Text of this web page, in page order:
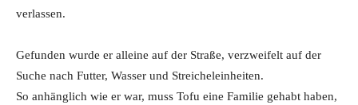
verlassen.
Gefunden wurde er alleine auf der Straße, verzweifelt auf der
Suche nach Futter, Wasser und Streicheleinheiten.
So anhänglich wie er war, muss Tofu eine Familie gehabt haben,